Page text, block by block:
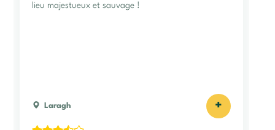
lieu majestueux et sauvage !
Laragh +